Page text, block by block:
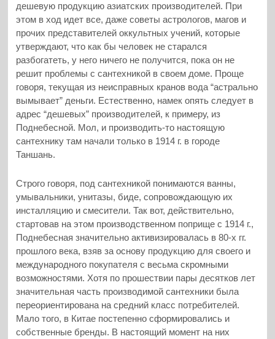
дешевую продукцию азиатских производителей. При
этом в ход идет все, даже советы астрологов, магов и
прочих представителей оккультных учений, которые
утверждают, что как бы человек не старался
разбогатеть, у него ничего не получится, пока он не
решит проблемы с сантехникой в своем доме. Проще
говоря, текущая из неисправных кранов вода “астрально
вымывает” деньги. Естественно, намек опять следует в
адрес “дешевых” производителей, к примеру, из
Поднебесной. Мол, и производить-то настоящую
сантехнику там начали только в 1914 г. в городе
Таншань.
Строго говоря, под сантехникой понимаются ванны,
умывальники, унитазы, биде, сопровождающую их
инсталляцию и смесители. Так вот, действительно,
стартовав на этом производственном поприще с 1914 г.,
Поднебесная значительно активизировалась в 80-х гг.
прошлого века, взяв за основу продукцию для своего и
международного покупателя с весьма скромными
возможностями. Хотя по прошествии пары десятков лет
значительная часть производимой сантехники была
переориентирована на средний класс потребителей.
Мало того, в Китае постепенно сформировались и
собственные бренды. В настоящий момент на них